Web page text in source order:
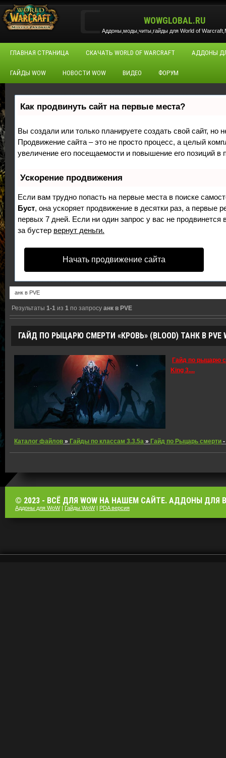
WOWGLOBAL.RU
Аддоны,моды,читы,гайды для World of
ГЛАВНАЯ СТРАНИЦА СКАЧАТЬ WORLD OF WARCRAFT АДДОНЫ
ГАЙДЫ WOW НОВОСТИ WOW ВИДЕО ФОРУМ
Как продвинуть сайт на первые места?
Вы создали или только планируете создать свой сайт, но
Продвижение сайта – это не просто процесс, а целый
увеличение его посещаемости и повышение его позиций в
Ускорение продвижения
Если вам трудно попасть на первые места в поиске
Буст, она ускоряет продвижение в десятки раз, а первые
первых 7 дней. Если ни один запрос у вас не продвинется
за бустер вернут деньги.
Начать продвижение сайта
Результаты 1-1 из 1 по запросу анк в PVE
ГАЙД ПО РЫЦАРЮ СМЕРТИ «КРОВЬ» (BLOOD) ТАНК В PVE
Гайд по рыцарю
King 3....
Каталог файлов » Гайды по классам 3.3.5a » Гайд по Рыцарь смерти -
© 2023 - ВСЁ ДЛЯ WOW НА НАШЕМ САЙТЕ. АДДОНЫ ДЛЯ
Аддоны для WoW| Гайды WoW| PDA версия